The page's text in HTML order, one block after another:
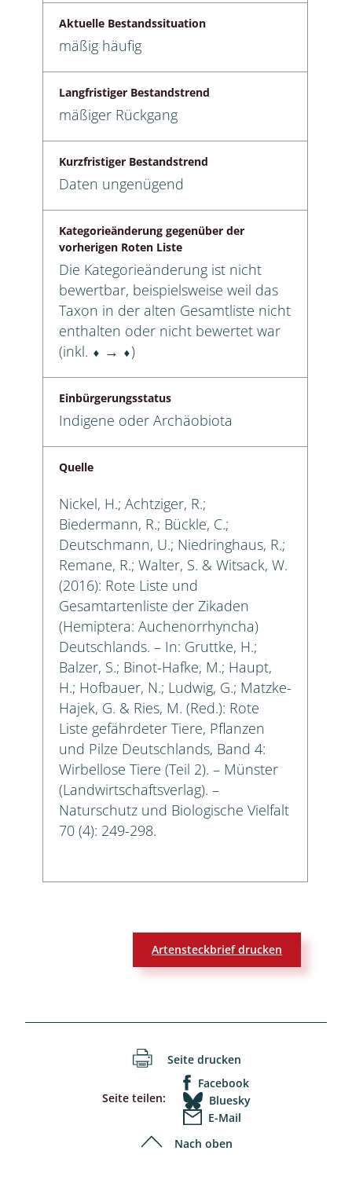
Aktuelle Bestandssituation
mäßig häufig
Langfristiger Bestandstrend
mäßiger Rückgang
Kurzfristiger Bestandstrend
Daten ungenügend
Kategorieänderung gegenüber der
vorherigen Roten Liste
Die Kategorieänderung ist nicht
bewertbar, beispielsweise weil das
Taxon in der alten Gesamtliste nicht
enthalten oder nicht bewertet war
(inkl. ⬧ → ⬧)
Einbürgerungsstatus
Indigene oder Archäobiota
Quelle
Nickel, H.; Achtziger, R.;
Biedermann, R.; Bückle, C.;
Deutschmann, U.; Niedringhaus, R.;
Remane, R.; Walter, S. & Witsack, W.
(2016): Rote Liste und
Gesamtartenliste der Zikaden
(Hemiptera: Auchenorrhyncha)
Deutschlands. – In: Gruttke, H.;
Balzer, S.; Binot-Hafke, M.; Haupt,
H.; Hofbauer, N.; Ludwig, G.; Matzke-
Hajek, G. & Ries, M. (Red.): Rote
Liste gefährdeter Tiere, Pflanzen
und Pilze Deutschlands, Band 4:
Wirbellose Tiere (Teil 2). – Münster
(Landwirtschaftsverlag). –
Naturschutz und Biologische Vielfalt
70 (4): 249-298.
Artensteckbrief drucken
Seite drucken
Seite teilen:
Facebook
Bluesky
E-Mail
Nach oben